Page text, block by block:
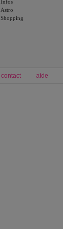
Infos
Astro
Shopping
contact aide